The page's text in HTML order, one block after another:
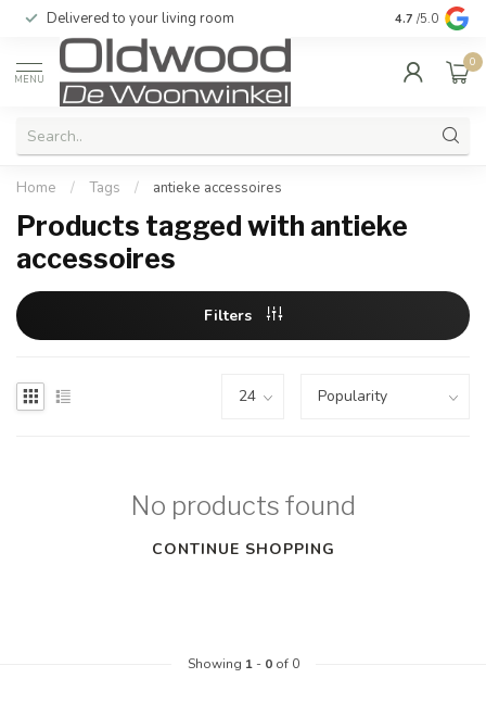
Delivered to your living room Quality &
4.7 /5.0
MENU
0
Home / Tags / antieke accessoires
Products tagged with antieke
accessoires
Filters
No products found
CONTINUE SHOPPING
Showing 1- 0of 0